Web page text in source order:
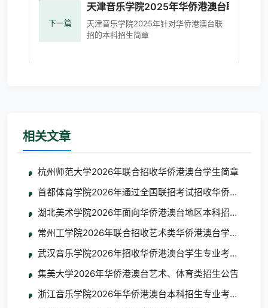
下一篇
天津音乐学院2025年华侨港澳台联招招生
天津音乐学院2025年针对华侨港澳台联
招的本科招生简章
相关文章
杭州师范大学2026年联合招收华侨港澳台学生简章
首都体育学院2026年通过全国联招考试招收华侨港澳台学
湖北美术学院2026年面向华侨港澳台地区本科招生考试
常州工学院2026年联合招收艺术类华侨港澳台学生简章
武汉音乐学院2026年招收华侨港澳台学生专业考试考生须
集美大学2026年华侨港澳台艺术、体育类招生公告
浙江音乐学院2026年华侨港澳台本科招生专业考试合格